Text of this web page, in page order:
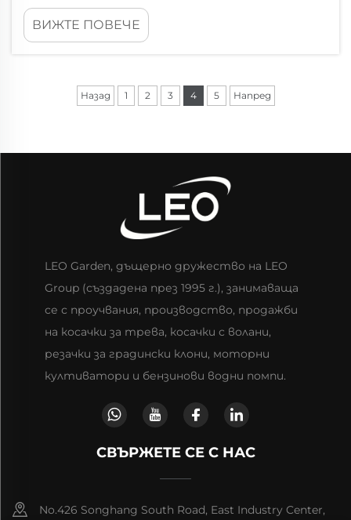
алтернативи относно литиево-
йонните тримачки. Как моторните
тримачки нарушават покоя в жилищни
Средната моторна тримачка работи на
някъде между 85 и 95 децибела, докато...
ВИЖТЕ ПОВЕЧЕ
Назад 1 2 3 4 5 Напред
LEO Garden, дъщерно дружество на LEO
Group (създадена през 1995 г.), занимаваща
се с проучвания, производство, продажби
на косачки за трева, косачки с волани,
резачки за градински клони, моторни
култиватори и бензинови водни помпи.
СВЪРЖЕТЕ СЕ С НАС
No.426 Songhang South Road, East Industry Center,